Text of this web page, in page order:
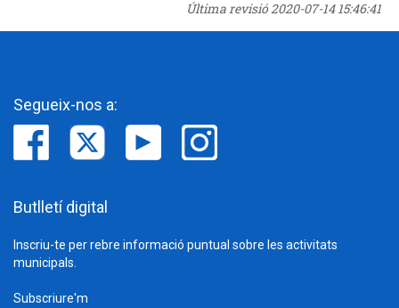
Última revisió2020-07-14 15:46:41
Segueix-nos a:
Butlletí digital
Inscriu-te per rebre informació puntual sobre les activitats
municipals.
Subscriure'm